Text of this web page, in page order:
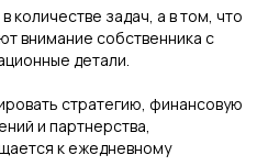
количестве задач, а в том, что
внимание собственника с
детали.
стратегию, финансовую
и партнерства,
к ежедневному